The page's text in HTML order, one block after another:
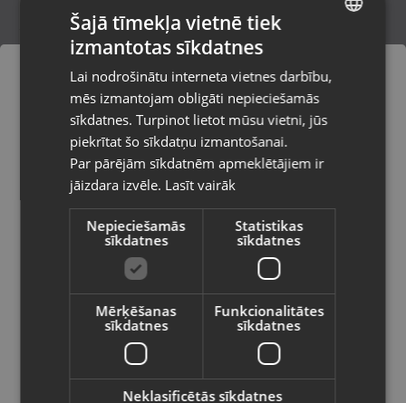
Husqvarna 125mm
Saldus, Lielā iela 2
Stāvoklis Jauns (Garantija 24 mēneši)
35.00€
Atorn m20 x 1,50 DIN 374
Pasūtījumi tiks piegādāti uz
izvēlēto valsti
Vietnes saturs būs attēlots izvēlētajā
valodā
Valsts
Latviešu / Latvian
RUSSIAN
Šajā tīmekļa vietnē tiek
izmantotas sīkdatnes
Lai nodrošinātu interneta vietnes darbību,
mēs izmantojam obligāti nepieciešamās
sīkdatnes. Turpinot lietot mūsu vietni, jūs
piekrītat šo sīkdatņu izmantošanai.
Par pārējām sīkdatnēm apmeklētājiem ir
jāizdara izvēle. Lasīt vairāk
Nepieciešamās
sīkdatnes
Statistikas
sīkdatnes
Mērķēšanas
sīkdatnes
Funkcionalitātes
sīkdatnes
Neklasificētās sīkdatnes